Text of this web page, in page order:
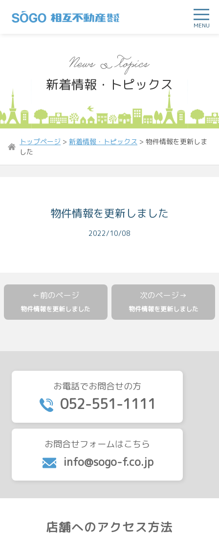
MENU
新着情報・トピックス
トップページ > 新着情報・トピックス > 物件情報を更新しま
した
物件情報を更新しました
2022/10/08
物件情報を更新しました 物件情報を更新しました
お電話でお問合せの方
052-551-1111
お問合せフォームはこちら
info@sogo-f.co.jp
店舗へのアクセス方法